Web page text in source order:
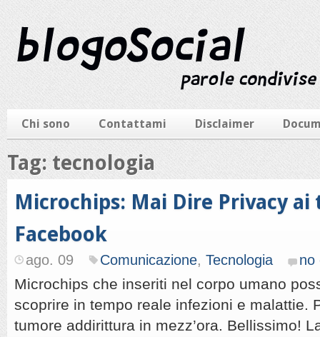
Chi sono Contattami Disclaimer
Tag: tecnologia
Microchips: Mai Dire Privacy ai
Facebook
ago. 09 Comunicazione, Tecnologia no
Microchips che inseriti nel corpo umano
scoprire in tempo reale infezioni e malattie.
tumore addirittura in mezz’ora. Bellissimo!